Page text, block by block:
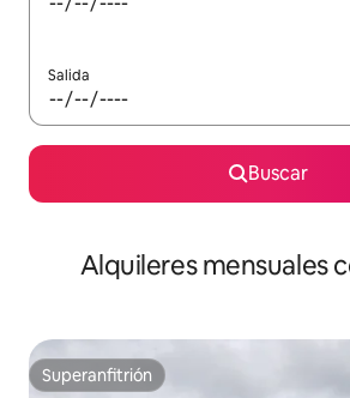
Salida
Buscar
Alquileres mensuales
Superanfitrión
Superanfitrión